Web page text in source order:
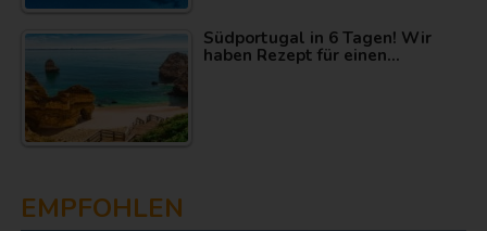
Südportugal in 6 Tagen! Wir
haben Rezept für einen…
EMPFOHLEN